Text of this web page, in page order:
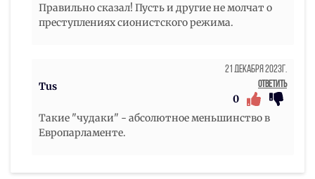
Правильно сказал! Пусть и другие не молчат о
преступлениях сионистского режима.
Tus
21 Декабря 2023г.
Ответить
0
Такие "чудаки" - абсолютное меньшинство в
Европарламенте.